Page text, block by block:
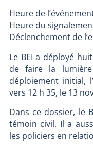
Heure de
Heure du
Déclenchement de
Le BEI a déployé
de faire la
déploiement initial,
vers 12 h 35, le 13
Dans ce dossier, le
témoin civil. Il a
les policiers en